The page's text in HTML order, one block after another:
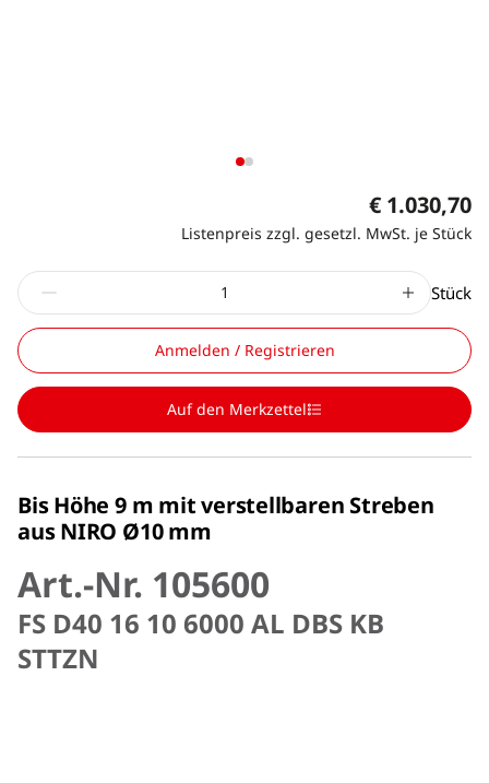
€ 1.030,70
Listenpreis zzgl. gesetzl. MwSt. je Stück
Stück
Anmelden / Registrieren
Auf den Merkzettel
Bis Höhe 9 m mit verstellbaren Streben
aus NIRO Ø10 mm
Art.-Nr. 105600
FS D40 16 10 6000 AL DBS KB
STTZN